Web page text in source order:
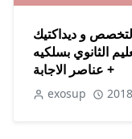
في مادة التخصص و ديداكتيك
الثانوي بسلكيه
+ عناصر الاجابة
exosup